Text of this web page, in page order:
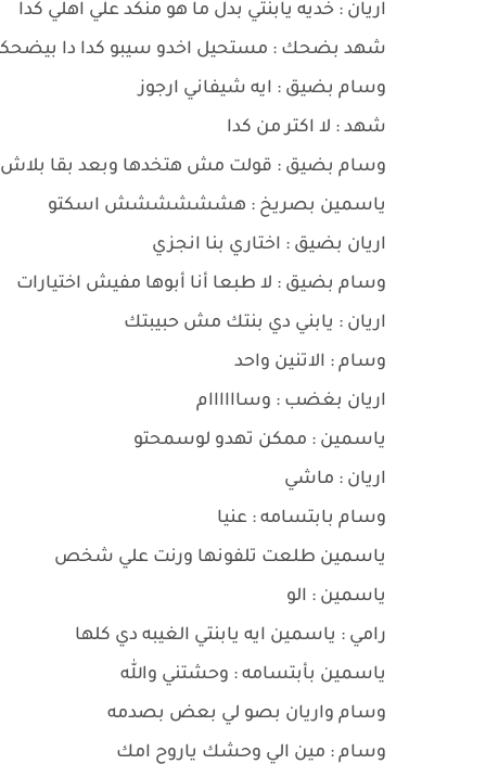
اريان : خديه يابنتي بدل ما هو منكد علي اهلي كدا
شهد بضحك : مستحيل اخدو سيبو كدا دا
وسام بضيق : ايه شيفاني ارجوز
شهد : لا اكتر من كدا
وسام بضيق : قولت مش هتخدها وبعد بقا بلاش
ياسمين بصريخ : هشششششش اسكتو
اريان بضيق : اختاري بنا انجزي
وسام بضيق : لا طبعا أنا أبوها مفيش اختيارات
اريان : يابني دي بنتك مش حبيبتك
وسام : الاتنين واحد
اريان بغضب : وساااااام
ياسمين : ممكن تهدو لوسمحتو
اريان : ماشي
وسام بابتسامه : عنيا
ياسمين طلعت تلفونها ورنت علي شخص
ياسمين : الو
رامي : ياسمين ايه يابنتي الغيبه دي كلها
ياسمين بأبتسامه : وحشتني والله
وسام واريان بصو لي بعض بصدمه
وسام : مين الي وحشك ياروح امك